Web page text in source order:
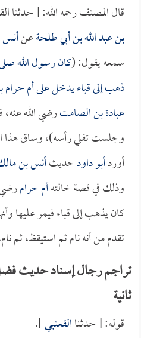
قال المصنف رحمه الله: [ حدثنا
بن عبد الله بن أبي طلحةعن
سمعه يقول: (كان رسول الله
ذهب إلى قباء يدخل علىأم
عبادة بن الصامترضي الله
وجلست تفلي رأسه)، وساق هذا
أوردأبو داودحديثأنس بن
وذلك في قصة خالتهأم حرامرضي
كان يذهب إلى قباء فيمر عليها
تقدم من أنه نام ثم استيقظ، ثم
تراجم رجال إسناد حديث
ثانية
قوله: [ حدثناالقعنبي].